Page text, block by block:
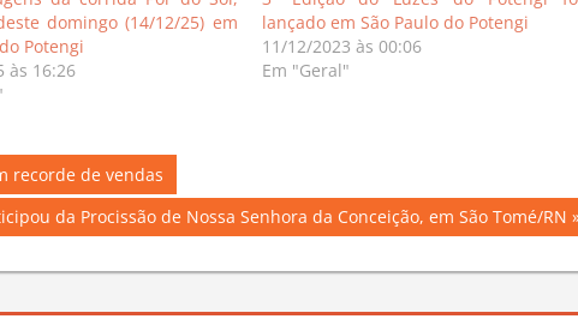
da corrida Pôr do Sol,
domingo (14/12/25) em
Potengi
16:26
3ª Edição do Luzes do Potengi
lançado em São Paulo do Potengi
11/12/2023 às 00:06
recorde de vendas
da Procissão de Nossa Senhora da Conceição, em São Tomé/RN